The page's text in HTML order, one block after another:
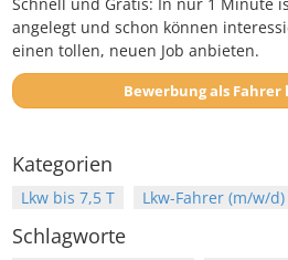
angelegt und schon können
einen tollen, neuen Job anbieten.
Bewerbung
Kategorien
Lkw bis 7,5 T Lkw-Fahrer (m/w/d)
Schlagworte